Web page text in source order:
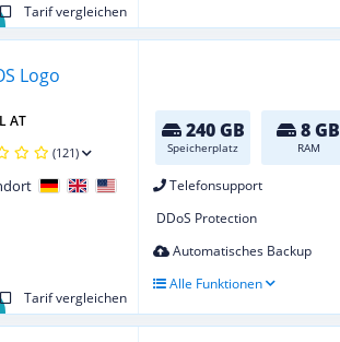
Tarif vergleichen
240 GB
Speicherplatz
8 GB
RAM
Telefonsupport
DDoS Protection
Automatisches Backup
Alle Funktionen
Tarif vergleichen
AT
(121)